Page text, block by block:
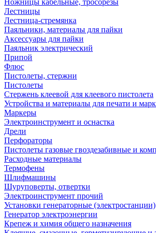
Ножницы кабельные, тросорезы
Лестницы
Лестница-стремянка
Паяльники, материалы для пайки
Аксессуары для пайки
Паяльник электрический
Припой
Флюс
Пистолеты, стержни
Пистолеты
Стержень клеевой для клеевого пистолета
Устройства и материалы для печати и
Маркеры
Электроинструмент и оснастка
Дрели
Перфораторы
Пистолеты газовые гвоздезабивные и
Расходные материалы
Термофены
Шлифмашины
Шуруповерты, отвертки
Электроинструмент прочий
Установки генераторные (электростанции)
Генератор электроэнергии
Крепеж и химия общего назначения